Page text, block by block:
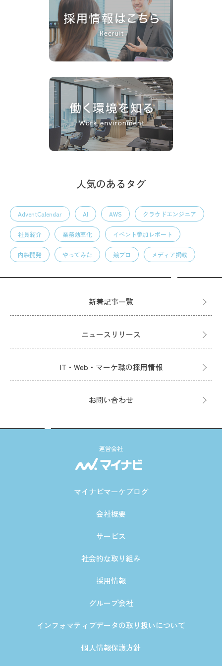
人気のあるタグ
AdventCalendar AI AWS クラウドエンジニア
社員紹介 業務効率化 イベント参加レポート
内製開発 やってみた 競プロ メディア掲載
新着記事一覧
ニュースリリース
IT・Web・マーケ職の採用情報
お問い合わせ
運営会社
マイナビマーケブログ
会社概要
サービス
社会的な取り組み
採用情報
グループ会社
インフォマティブデータの取り扱いについて
個人情報保護方針